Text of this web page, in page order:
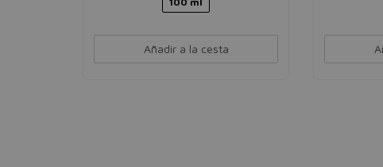
Añadir a la cesta